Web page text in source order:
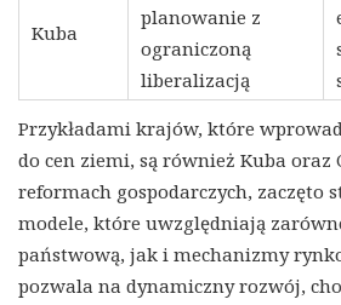
Kuba
planowanie z
ograniczoną
liberalizacją
Przykładami krajów, które
do cen ziemi, są również Kuba oraz
reformach gospodarczych, zaczęto
modele, które uwzględniają
państwową, jak i mechanizmy
pozwala na dynamiczny rozwój,